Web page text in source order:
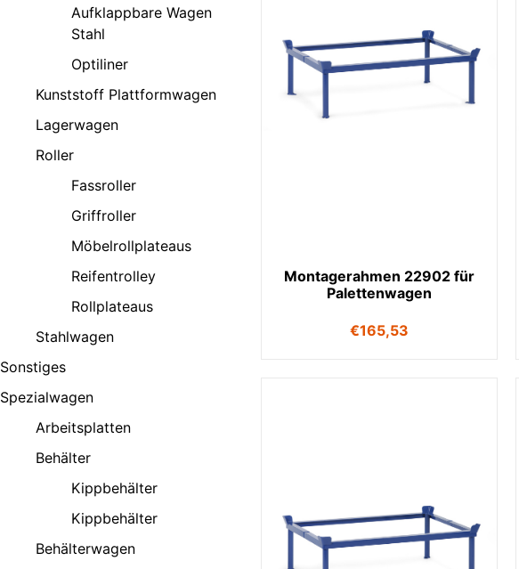
Aufklappbare Wagen
Stahl
Optiliner
Kunststoff Plattformwagen
Lagerwagen
Roller
Fassroller
Griffroller
Möbelrollplateaus
Reifentrolley
Rollplateaus
Stahlwagen
Sonstiges
Spezialwagen
Arbeitsplatten
Behälter
Kippbehälter
Kippbehälter
Behälterwagen
Montagerahmen 22902 für
Palettenwagen
€165,53